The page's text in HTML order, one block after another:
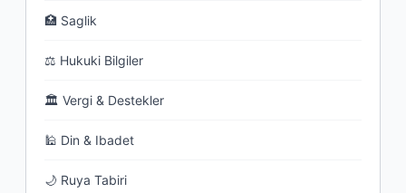
🏥 Saglik
⚖ Hukuki Bilgiler
🏛 Vergi & Destekler
🕌 Din & Ibadet
🌙 Ruya Tabiri